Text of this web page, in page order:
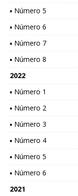
▪ Número 5
▪ Número 6
▪ Número 7
▪ Número 8
2022
▪ Número 1
▪ Número 2
▪ Número 3
▪ Número 4
▪ Número 5
▪ Número 6
2021